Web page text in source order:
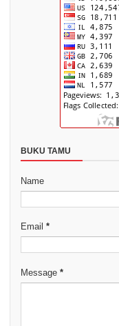
BUKU TAMU
Name
Email *
Message *